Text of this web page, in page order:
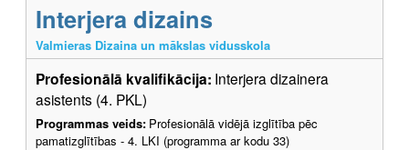
Interjera dizains
Valmieras Dizaina un mākslas vidusskola
Profesionālā kvalifikācija: Interjera dizainera
asistents (4. PKL)
Programmas veids: Profesionālā vidējā izglītība pēc
pamatizglītības - 4. LKI (programma ar kodu 33)